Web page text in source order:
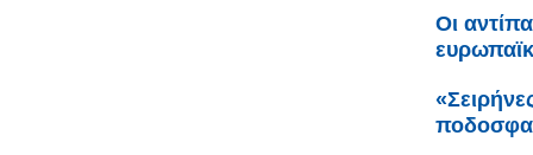
Οι